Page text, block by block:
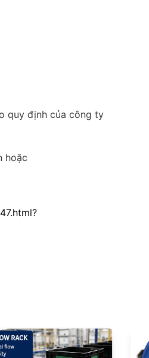
quy định của công ty
hoặc